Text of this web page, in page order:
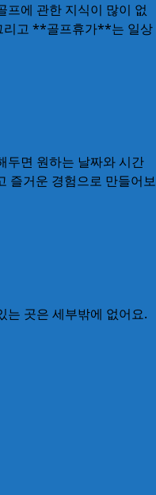
에 관한 지식이 많이 없
리고 **골프휴가**는 일상
두면 원하는 날짜와 시간
거운 경험으로 만들어보
곳은 세부밖에 없어요.